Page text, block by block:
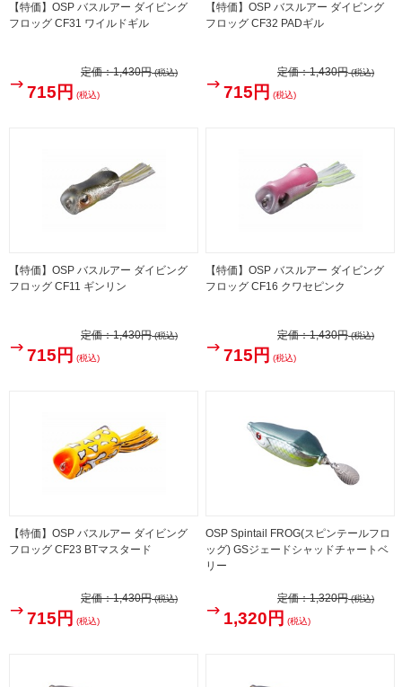
【特価】OSP バスルアー ダイビング
フロッグ CF31 ワイルドギル
定価：1,430円(税込)
715円 (税込)
【特価】OSP バスルアー ダイビング
フロッグ CF32 PADギル
定価：1,430円(税込)
715円 (税込)
【特価】OSP バスルアー ダイビング
フロッグ CF11 ギンリン
定価：1,430円(税込)
715円 (税込)
【特価】OSP バスルアー ダイビング
フロッグ CF16 クワセピンク
定価：1,430円(税込)
715円 (税込)
【特価】OSP バスルアー ダイビング
フロッグ CF23 BTマスタード
定価：1,430円(税込)
715円 (税込)
OSP Spintail FROG(スピンテールフロ
ッグ) GSジェードシャッドチャートベ
リー
定価：1,320円(税込)
1,320円 (税込)